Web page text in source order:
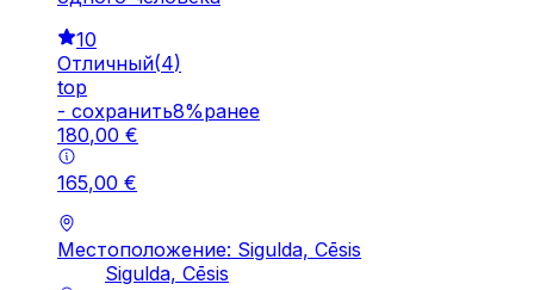
10
Отличный(4)
top
- cохранить8%ранее
180,00 €
165,00 €
Местоположение: Sigulda, Cēsis
Sigulda, Cēsis